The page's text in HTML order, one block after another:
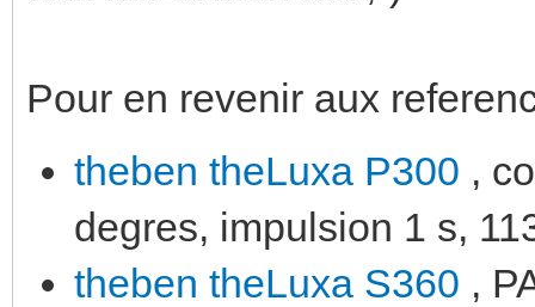
Pour en revenir aux
theben theLuxa P300 ,
degres, impulsion 1 s,
theben theLuxa S360 ,